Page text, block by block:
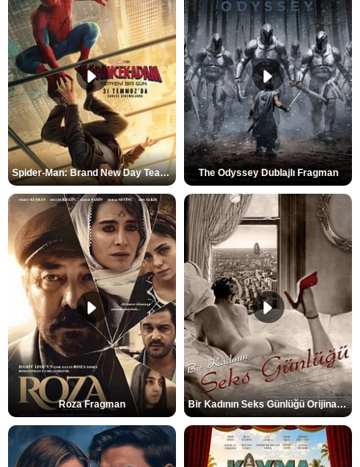
Spider-Man: Brand New Day Teaser The Odyssey Dublajlı Fragman
Roza Fragman Bir Kadının Seks Günlüğü Orijinal Fragman